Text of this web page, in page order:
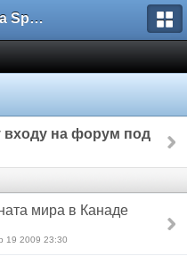
Форумы на Sportbox.ru
входу на форум под
мира в Канаде
19 2009 23:30